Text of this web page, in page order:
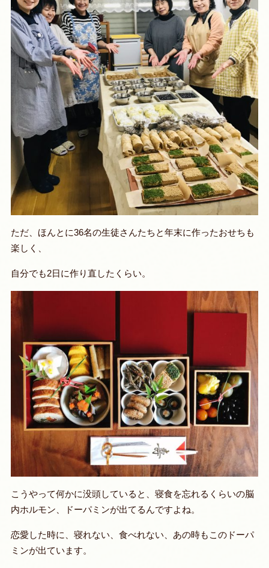
ただ、ほんとに36名の生徒さんたちと年末に作ったおせちも
楽しく、
自分でも2日に作り直したくらい。
こうやって何かに没頭していると、寝食を忘れるくらいの脳
内ホルモン、ドーパミンが出てるんですよね。
恋愛した時に、寝れない、食べれない、あの時もこのドーパ
ミンが出ています。